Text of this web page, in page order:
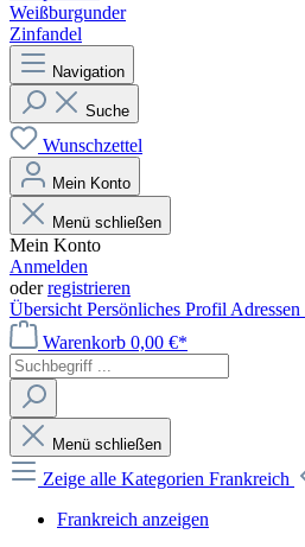
Weißburgunder
Zinfandel
Navigation
Suche
Wunschzettel
Mein Konto
Menü schließen
Mein Konto
Anmelden
oderregistrieren
Übersicht Persönliches Profil Adressen
Warenkorb 0,00 €*
Menü schließen
Zeige alle Kategorien Frankreich
Frankreich anzeigen